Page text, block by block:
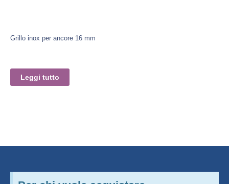
Grillo inox per ancore 16 mm
Leggi tutto